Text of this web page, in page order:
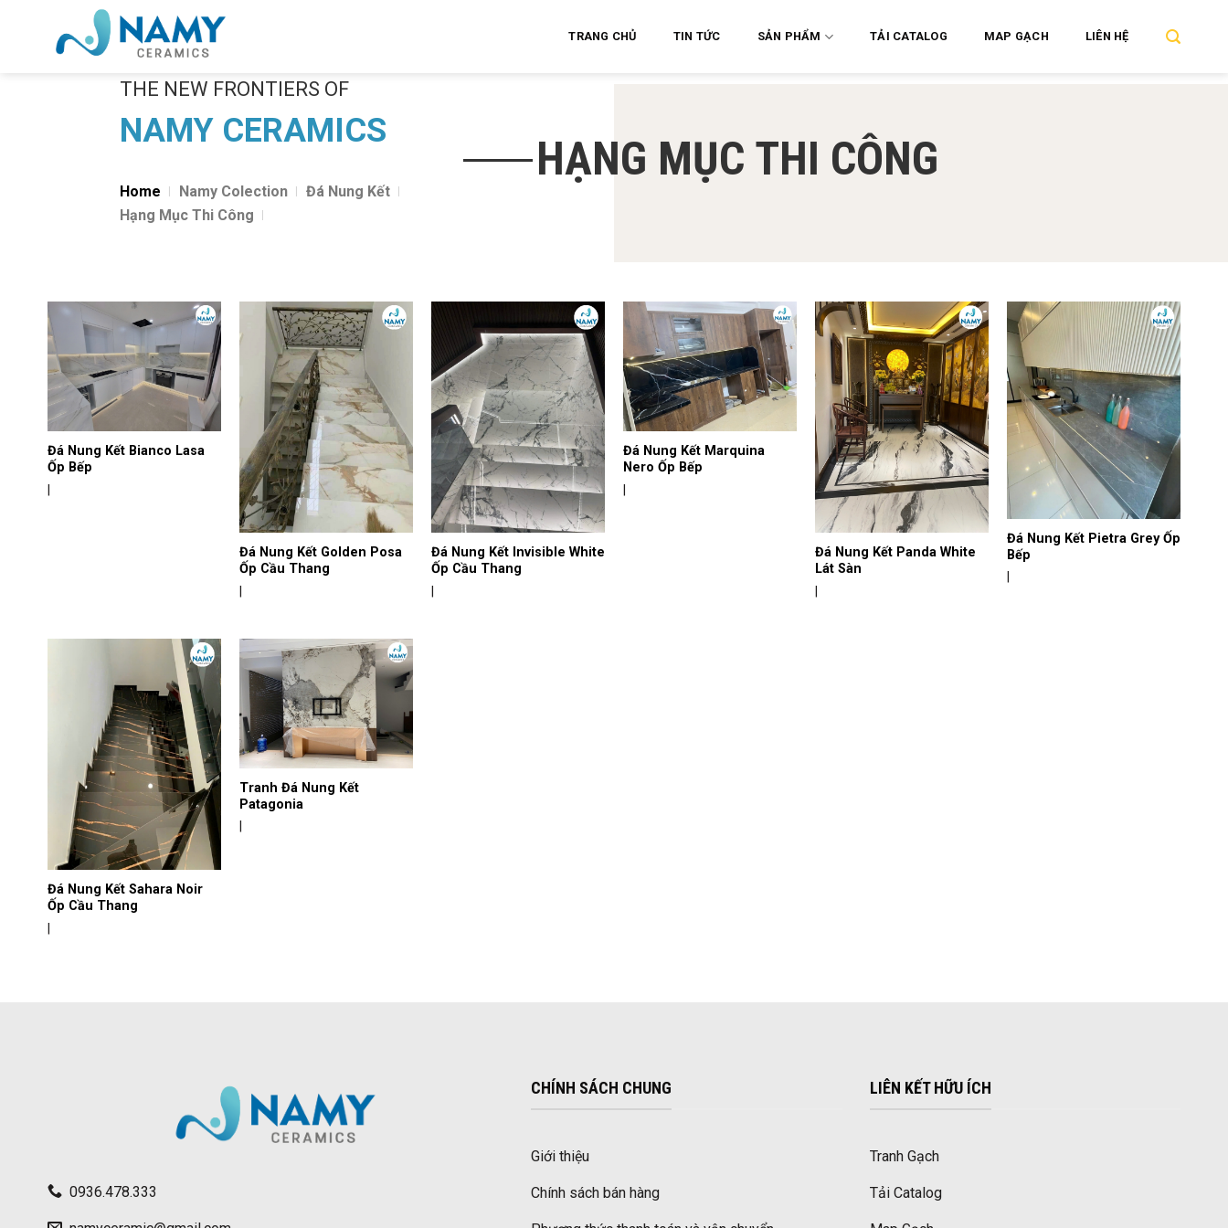
TRANG CHỦ TIN TỨC SẢN PHẨM TẢI CATALOG MAP GẠCH LIÊN HỆ
THE NEW FRONTIERS OF
NAMY CERAMICS
Home Namy Colection
Đá Nung Kết
Hạng Mục Thi Công
HẠNG MỤC THI CÔNG
Add to
wishlist
Đá Nung Kết Bianco Lasa
Ốp Bếp
Add to
Đá Nung Kết Golden Posa
Ốp Cầu Thang
Add to
wishlist
Đá Nung Kết Invisible White
Ốp Cầu Thang
Add to
wishlist
Đá Nung Kết Marquina
Nero Ốp Bếp
Add to
wishlist
Đá Nung Kết Panda White
Lát Sàn
Add to
wishlist
Đá Nung Kết Pietra Grey Ốp
Bếp
Add to
wishlist
Đá Nung Kết Sahara Noir
Ốp Cầu Thang
Add to
wishlist
Tranh Đá Nung Kết
Patagonia
0936.478.333
CHÍNH SÁCH CHUNG
Giới thiệu
Chính sách bán hàng
LIÊN KẾT HỮU ÍCH
Tranh Gạch
Tải Catalog